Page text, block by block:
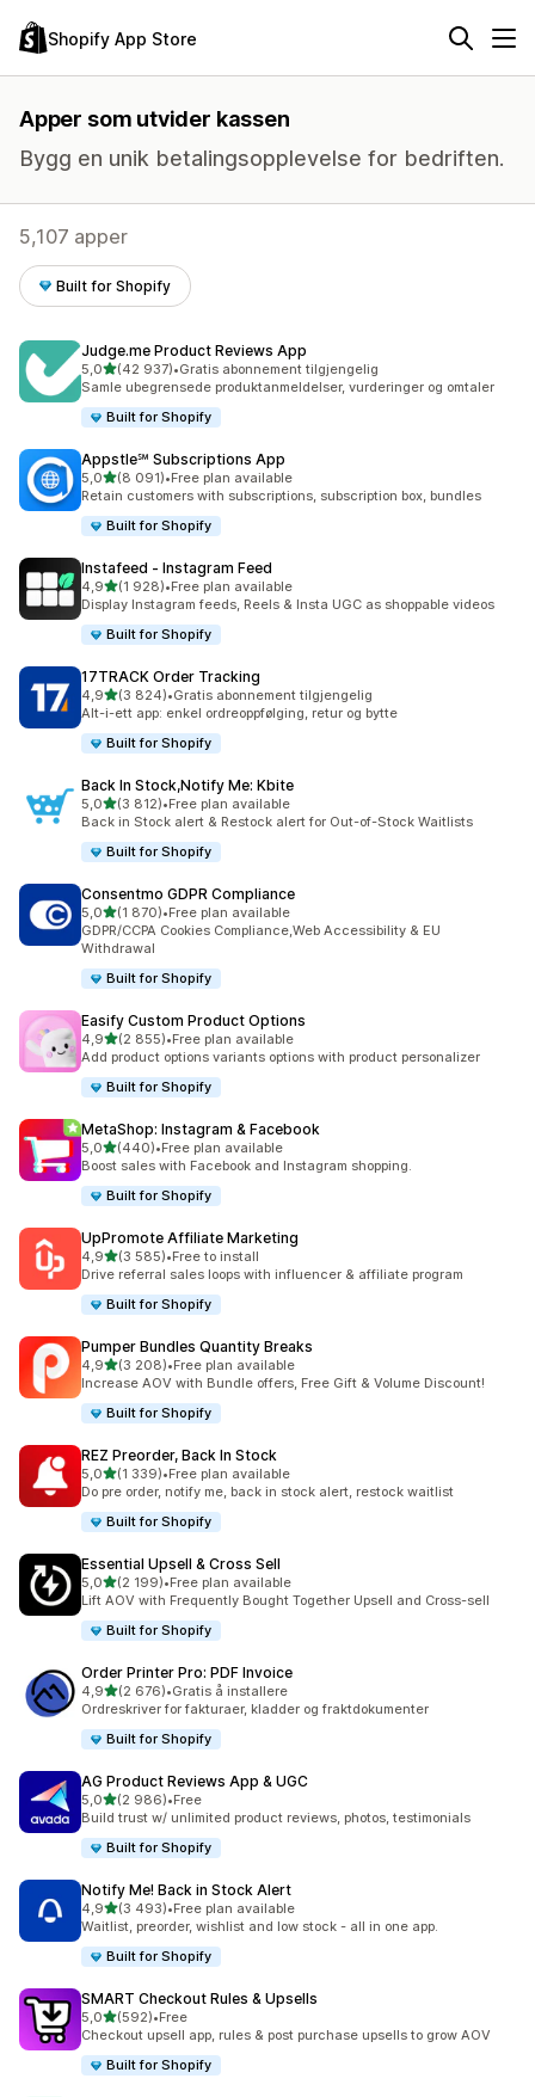
Shopify App Store
Apper som utvider kassen
Bygg en unik betalingsopplevelse for bedriften.
5,107 apper
Built for Shopify
Judge.me Product Reviews App
5,0av 5 stjerner
(42 937)
Totalt 42937 omtaler
•Gratis abonnement tilgjengelig
Samle ubegrensede produktanmeldelser, vurderinger og omtaler
Built for Shopify
Appstle℠ Subscriptions App
5,0av 5 stjerner
(8 091)
Totalt 8091 omtaler
•Free plan available
Retain customers with subscriptions, subscription box, bundles
Built for Shopify
Instafeed ‑ Instagram Feed
4,9av 5 stjerner
(1 928)
Totalt 1928 omtaler
•Free plan available
Display Instagram feeds, Reels & Insta UGC as shoppable videos
Built for Shopify
17TRACK Order Tracking
4,9av 5 stjerner
(3 824)
Totalt 3824 omtaler
•Gratis abonnement tilgjengelig
Alt-i-ett app: enkel ordreoppfølging, retur og bytte
Built for Shopify
Back In Stock,Notify Me: Kbite
5,0av 5 stjerner
(3 812)
Totalt 3812 omtaler
•Free plan available
Back in Stock alert & Restock alert for Out-of-Stock Waitlists
Built for Shopify
Consentmo GDPR Compliance
5,0av 5 stjerner
(1 870)
Totalt 1870 omtaler
•Free plan available
GDPR/CCPA Cookies Compliance,Web Accessibility & EU
Withdrawal
Built for Shopify
Easify Custom Product Options
4,9av 5 stjerner
(2 855)
Totalt 2855 omtaler
•Free plan available
Add product options variants options with product personalizer
Built for Shopify
MetaShop: Instagram & Facebook
5,0av 5 stjerner
(440)
Totalt 440 omtaler
•Free plan available
Boost sales with Facebook and Instagram shopping.
Built for Shopify
UpPromote Affiliate Marketing
4,9av 5 stjerner
(3 585)
Totalt 3585 omtaler
•Free to install
Drive referral sales loops with influencer & affiliate program
Built for Shopify
Pumper Bundles Quantity Breaks
4,9av 5 stjerner
(3 208)
Totalt 3208 omtaler
•Free plan available
Increase AOV with Bundle offers, Free Gift & Volume Discount!
Built for Shopify
REZ Preorder, Back In Stock
5,0av 5 stjerner
(1 339)
Totalt 1339 omtaler
•Free plan available
Do pre order, notify me, back in stock alert, restock waitlist
Built for Shopify
Essential Upsell & Cross Sell
5,0av 5 stjerner
(2 199)
Totalt 2199 omtaler
•Free plan available
Lift AOV with Frequently Bought Together Upsell and Cross-sell
Built for Shopify
Order Printer Pro: PDF Invoice
4,9av 5 stjerner
(2 676)
Totalt 2676 omtaler
•Gratis å installere
Ordreskriver for fakturaer, kladder og fraktdokumenter
Built for Shopify
AG Product Reviews App & UGC
5,0av 5 stjerner
(2 986)
Totalt 2986 omtaler
•Free
Build trust w/ unlimited product reviews, photos, testimonials
Built for Shopify
Notify Me! Back in Stock Alert
4,9av 5 stjerner
(3 493)
Totalt 3493 omtaler
•Free plan available
Waitlist, preorder, wishlist and low stock - all in one app.
Built for Shopify
SMART Checkout Rules & Upsells
5,0av 5 stjerner
(592)
Totalt 592 omtaler
•Free
Checkout upsell app, rules & post purchase upsells to grow AOV
Built for Shopify